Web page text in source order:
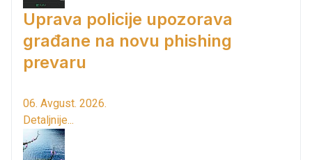
Uprava policije upozorava
građane na novu phishing
prevaru
06. Avgust. 2026.
Detaljnije...